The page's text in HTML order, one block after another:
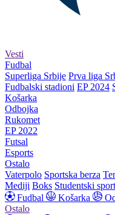
Vesti
Fudbal
Superliga Srbije Prva liga
Fudbalski stadioni EP 2024
Košarka
Odbojka
Rukomet
EP 2022
Futsal
Esports
Ostalo
Vaterpolo Sportska berza
Mediji Boks Studentski sport
Fudbal
Košarka
Ostalo